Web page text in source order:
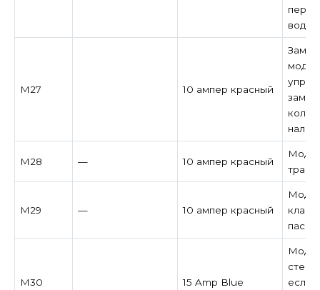
M27 10 ампер красный
M28 — 10 ампер красный
M29 — 10 ампер красный
M30 15 Amp Blue
если